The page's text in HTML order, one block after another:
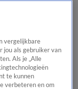
categorieën Laatste
vergelijkbare
jou als gebruiker van
Als je „Alle
te kunnen
verbeteren en om